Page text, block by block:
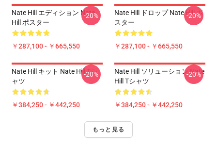
Nate Hill エディション Nate
Hill ポスター
￥287,100 - ￥665,550
-20%
Nate Hill ドロップ Nate Hill ポ
スター
￥287,100 - ￥665,550
-20%
Nate Hill キット Nate Hill Tシ
ャツ
￥384,250 - ￥442,250
-20%
Nate Hill ソリューション Nate
Hill Tシャツ
￥384,250 - ￥442,250
-20%
もっと見る